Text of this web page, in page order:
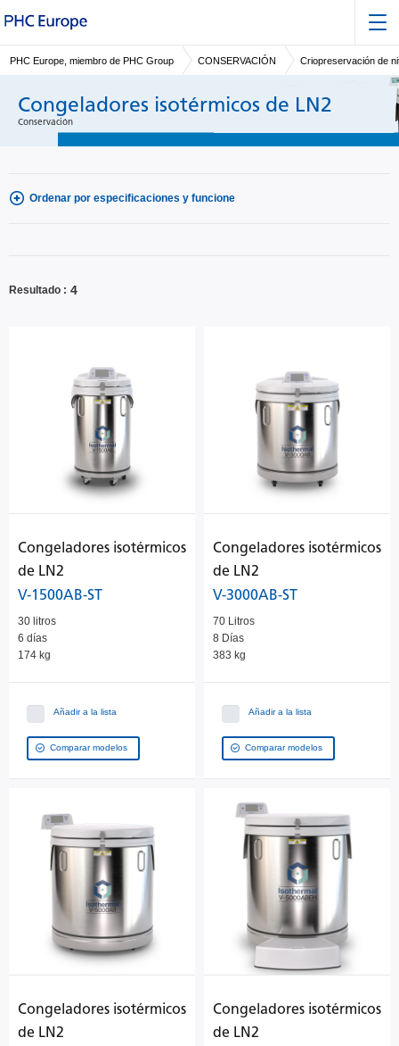
PHC Europe, miembro de PHC Group CONSERVACIÓN Criopreservación de
Congeladores isotérmicos de LN2
Conservación
Ordenar por especificaciones y funcione
Resultado 4
Congeladores isotérmicos
de LN2
V-1500AB-ST
30 litros
6 días
174 kg
Añadir a la lista
Comparar modelos
Congeladores isotérmicos
de LN2
V-3000AB-ST
70 Litros
8 Días
383 kg
Añadir a la lista
Comparar modelos
Congeladores isotérmicos
de LN2
Congeladores isotérmicos
de LN2